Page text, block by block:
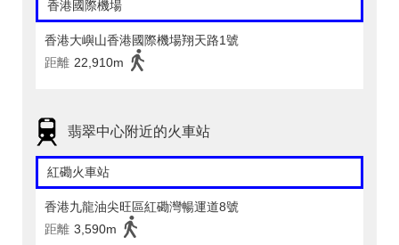
香港國際機場
香港大嶼山香港國際機場翔天路1號
距離 22,910m
翡翠中心附近的火車站
紅磡火車站
香港九龍油尖旺區紅磡灣暢運道8號
距離 3,590m